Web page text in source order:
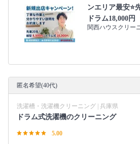
ンエリア最安⭐
ドラム18,000円
関西ハウスクリー
匿名希望(40代)
洗濯槽・洗濯機クリーニング | 兵庫県
ドラム式洗濯機のクリーニング
5.00